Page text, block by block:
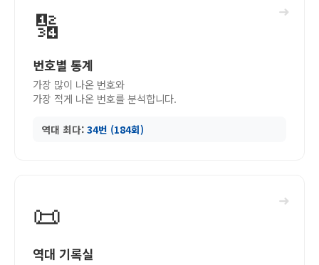
➜
🔢
번호별 통계
가장 많이 나온 번호와
가장 적게 나온 번호를 분석합니다.
역대 최다: 34번 (184회)
➜
📜
역대 기록실